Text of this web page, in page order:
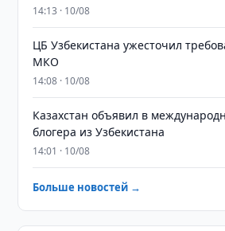
14:13 · 10/08
ЦБ Узбекистана ужесточил
МКО
14:08 · 10/08
Казахстан объявил в
блогера из Узбекистана
14:01 · 10/08
Больше новостей →